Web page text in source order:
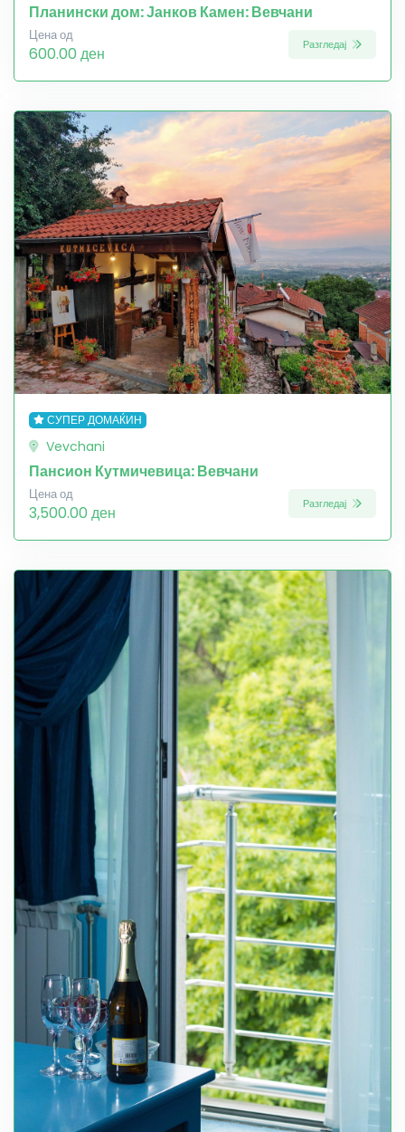
Планински дом: Јанков Камен: Вевчани
Цена од
600.00 ден Разгледај
СУПЕР ДОМАЌИН
Vevchani
Пансион Кутмичевица: Вевчани
Цена од
3,500.00 ден Разгледај